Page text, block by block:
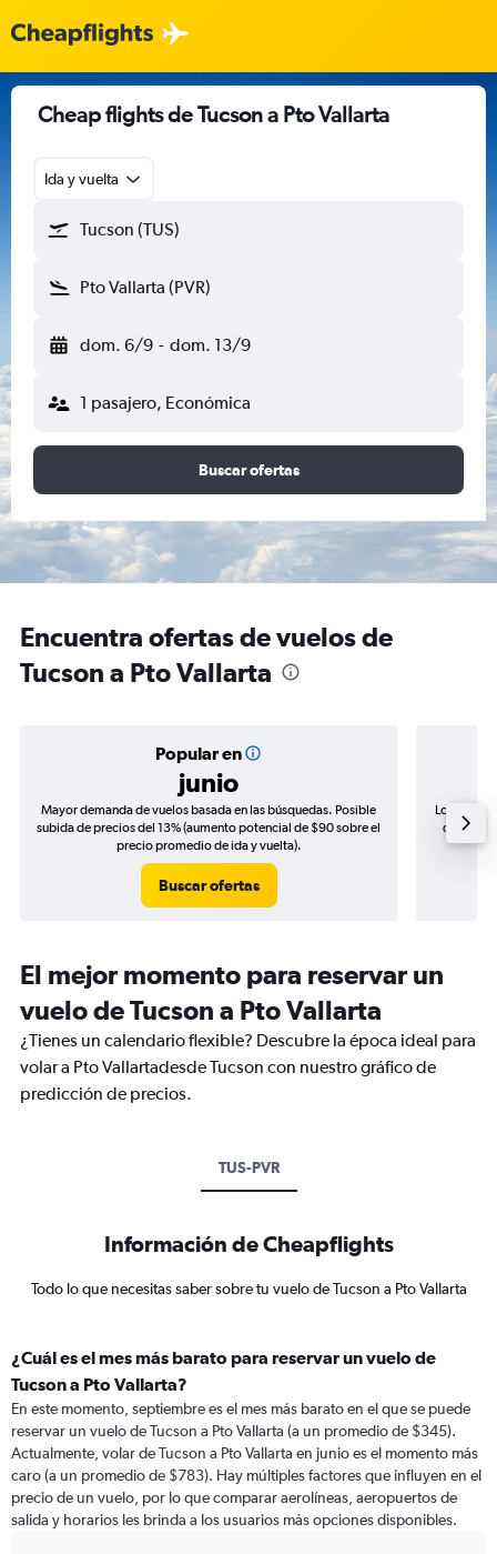
Cheap flights de Tucson a Pto Vallarta
Ida y vuelta
Tucson (TUS)
Pto Vallarta (PVR)
dom. 6/9 - dom. 13/9
1 pasajero, Económica
Buscar ofertas
Encuentra ofertas de vuelos de
Tucson a Pto Vallarta
Popular en
junio
Mayor demanda de vuelos basada en las búsquedas. Posible
subida de precios del 13% (aumento potencial de $90 sobre el
precio promedio de ida y vuelta).
Buscar ofertas
Los
de
El mejor momento para reservar un
vuelo de Tucson a Pto Vallarta
¿Tienes un calendario flexible? Descubre la época ideal para
volar a Pto Vallartadesde Tucson con nuestro gráfico de
predicción de precios.
TUS-PVR
Información de Cheapflights
Todo lo que necesitas saber sobre tu vuelo de Tucson a Pto Vallarta
¿Cuál es el mes más barato para reservar un vuelo de
Tucson a Pto Vallarta?
En este momento, septiembre es el mes más barato en el que se puede
reservar un vuelo de Tucson a Pto Vallarta (a un promedio de $345).
Actualmente, volar de Tucson a Pto Vallarta en junio es el momento más
caro (a un promedio de $783). Hay múltiples factores que influyen en el
precio de un vuelo, por lo que comparar aerolíneas, aeropuertos de
salida y horarios les brinda a los usuarios más opciones disponibles.